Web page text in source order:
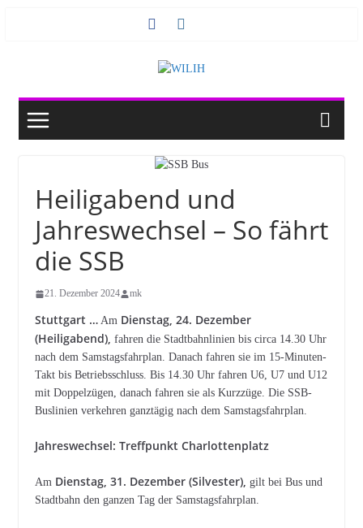
Heiligabend und
Jahreswechsel – So fährt
die SSB
21. Dezember 2024 mk
Stuttgart …Am Dienstag, 24. Dezember
(Heiligabend), fahren die Stadtbahnlinien bis circa 14.30 Uhr
nach dem Samstagsfahrplan. Danach fahren sie im 15-Minuten-
Takt bis Betriebsschluss. Bis 14.30 Uhr fahren U6, U7 und U12
mit Doppelzügen, danach fahren sie als Kurzzüge. Die SSB-
Buslinien verkehren ganztägig nach dem Samstagsfahrplan.
Jahreswechsel: Treffpunkt Charlottenplatz
Am Dienstag, 31. Dezember (Silvester), gilt bei Bus und
Stadtbahn den ganzen Tag der Samstagsfahrplan.